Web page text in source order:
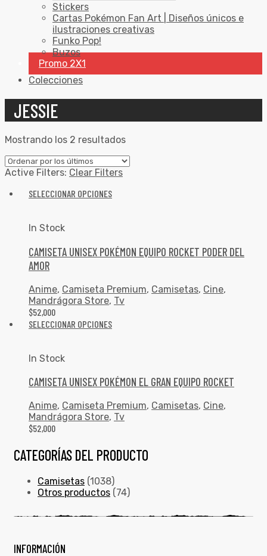
Stickers
Cartas Pokémon Fan Art | Diseños únicos e
ilustraciones creativas
Funko Pop!
Buzos
Promo 2X1
Colecciones
JESSIE
Mostrando los 2 resultados
Active Filters: Clear Filters
SELECCIONAR OPCIONES
In Stock
CAMISETA UNISEX POKÉMON EQUIPO ROCKET PODER DEL
AMOR
Anime, Camiseta Premium, Camisetas, Cine,
Mandrágora Store, Tv
$52,000
SELECCIONAR OPCIONES
In Stock
CAMISETA UNISEX POKÉMON EL GRAN EQUIPO ROCKET
Anime, Camiseta Premium, Camisetas, Cine,
Mandrágora Store, Tv
$52,000
CATEGORÍAS DEL PRODUCTO
Camisetas (1038)
Otros productos (74)
INFORMACIÓN